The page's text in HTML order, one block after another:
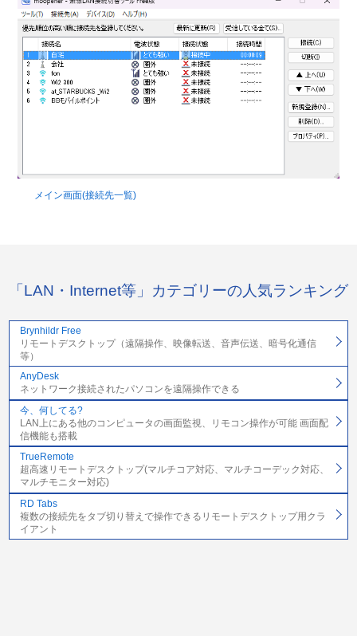
メイン画面(接続先一覧)
「LAN・Internet等」カテゴリーの人気ランキング
Brynhildr Free
リモートデスクトップ（遠隔操作、映像転送、音声伝送、暗号化通信
等）
AnyDesk
ネットワーク接続されたパソコンを遠隔操作できる
今、何してる?
LAN上にある他のコンピュータの画面監視、リモコン操作が可能 画面配
信機能も搭載
TrueRemote
超高速リモートデスクトップ(マルチコア対応、マルチコーデック対応、
マルチモニター対応)
RD Tabs
複数の接続先をタブ切り替えで操作できるリモートデスクトップ用クラ
イアント